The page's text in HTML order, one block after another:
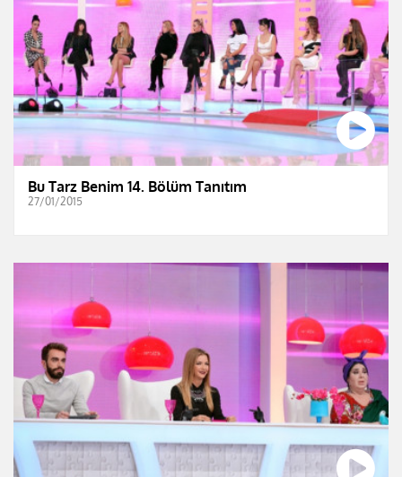
Bu Tarz Benim 14. Bölüm Tanıtım
27/01/2015